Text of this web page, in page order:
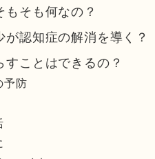
そも何なの？
認知症の解消を導く？
ことはできるの？
防